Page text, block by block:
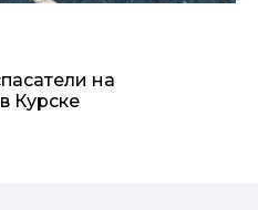
на
Курске